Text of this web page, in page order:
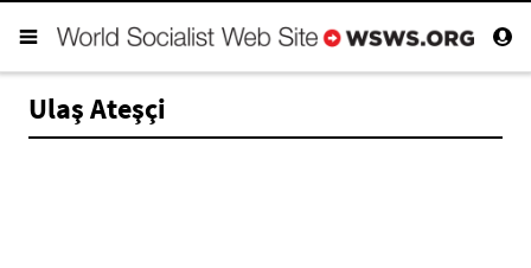
Ulaş Ateşçi